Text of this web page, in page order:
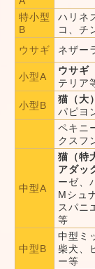
特小型
B
ハリネ
コ、チ
ウサギ
ネザー
小型A
ウサギ
テリア
小型B
猫（大）
パピヨ
ペキニ
クスフ
中型A
猫（特
アダッ
ーゼ、
Mシュ
スパニ
等
中型B
中型ミ
柴犬、
ー等